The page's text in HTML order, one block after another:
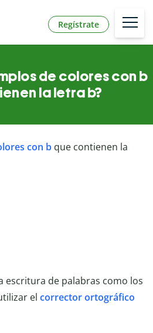
Regístrate
de colores con b
la letra b?
con b que contienen la
escritura de palabras como los
el corrector ortográfico